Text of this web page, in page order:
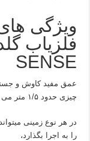
ویژگی
SENSE
چیزی حدود ۱/۵ متر می باشد،
در هر نوع زمینی
را به اجرا بگذارد،